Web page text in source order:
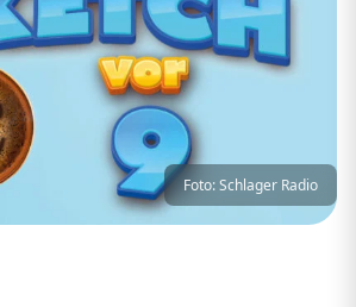
Foto: Schlager Radio